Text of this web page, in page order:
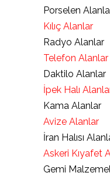
Porselen
Kılıç Alanlar
Radyo Alanlar
Telefon Alanlar
Daktilo Alanlar
İpek Halı
Kama Alanlar
Avize Alanlar
İran Halısı
Askeri Kıyafet
Gemi